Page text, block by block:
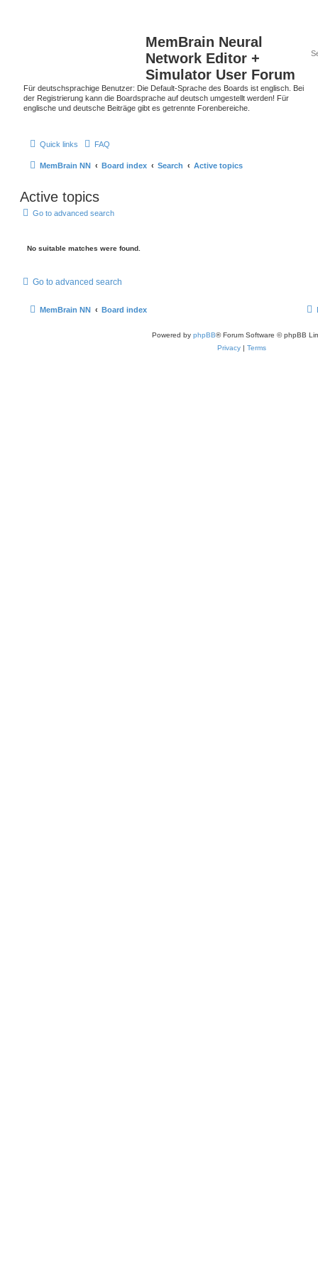
MemBrain Neural
Network Editor +
Simulator User Forum
Für deutschsprachige Benutzer: Die Default-Sprache des Boards ist englisch. Bei
der Registrierung kann die Boardsprache auf deutsch umgestellt werden! Für
englische und deutsche Beiträge gibt es getrennte Forenbereiche.
Quick links FAQ
MemBrain NN Board index Search Active topics
Active topics
Go to advanced search
No suitable matches were found.
Go to advanced search
MemBrain NN Board index
Powered by phpBB® Forum Software © phpBB
Privacy | Terms